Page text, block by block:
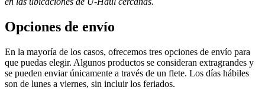
Opciones de envío
En la mayoría de los casos, ofrecemos tres opciones de envío para
que puedas elegir. Algunos productos se consideran extragrandes y
se pueden enviar únicamente a través de un flete. Los días hábiles
son de lunes a viernes, sin incluir los feriados.